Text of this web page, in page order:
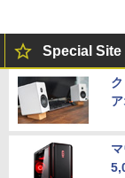
Special Site